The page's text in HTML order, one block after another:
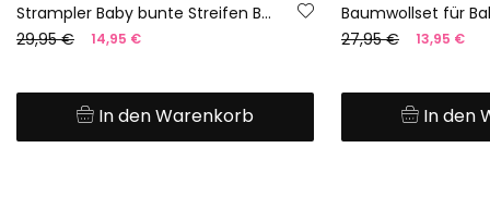
Strampler Baby bunte Streifen Baumwolle
29,95 €
14,95 €
In den Warenkorb
27,95 € 13,95 €
In den